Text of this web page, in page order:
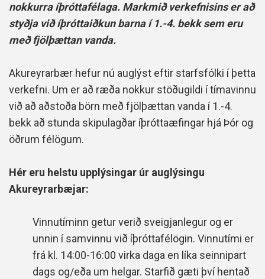
nokkurra íþróttafélaga. Markmið verkefnisins er að
styðja við íþróttaiðkun barna í 1.-4. bekk sem eru
með fjölþættan vanda.
Akureyrarbær hefur nú auglýst eftir starfsfólki í þetta
verkefni. Um er að ræða nokkur stöðugildi í tímavinnu
við að aðstoða börn með fjölþættan vanda í 1.-4.
bekk að stunda skipulagðar íþróttaæfingar hjá Þór og
öðrum félögum.
Hér eru helstu upplýsingar úr auglýsingu
Akureyrarbæjar:
Vinnutíminn getur verið sveigjanlegur og er
unnin í samvinnu við íþróttafélögin. Vinnutími er
frá kl. 14:00-16:00 virka daga en líka seinnipart
dags og/eða um helgar. Starfið gæti því hentað